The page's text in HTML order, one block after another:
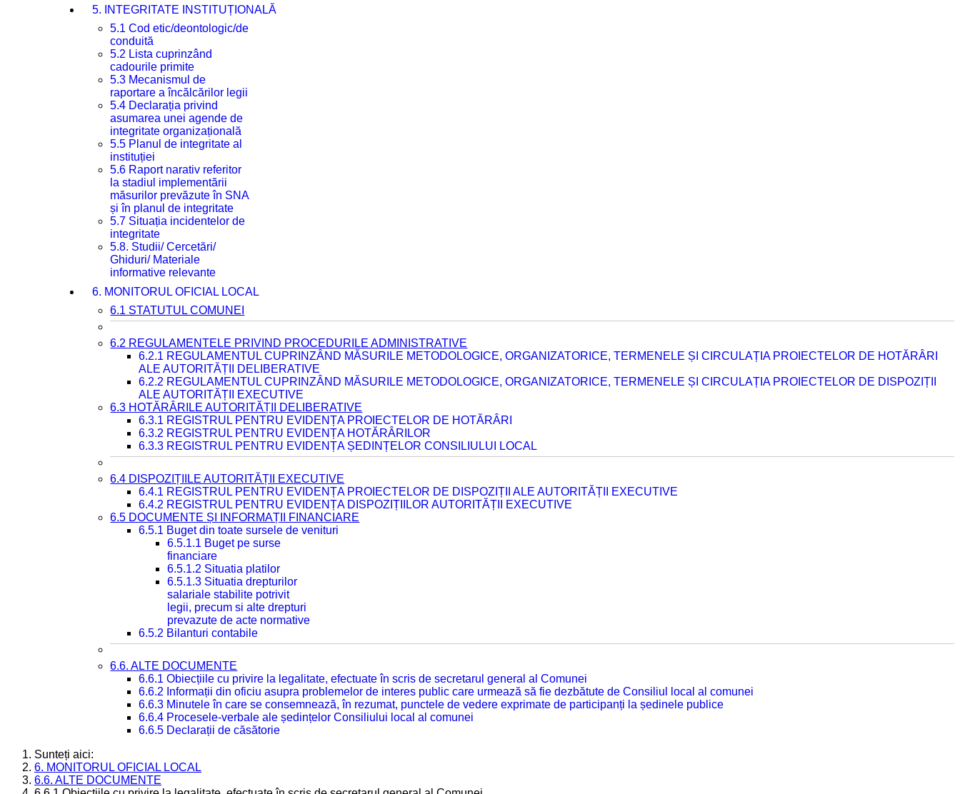
5. INTEGRITATE INSTITUȚIONALĂ
5.1 Cod etic/deontologic/de
conduită
5.2 Lista cuprinzând
cadourile primite
5.3 Mecanismul de
raportare a încălcărilor legii
5.4 Declarația privind
asumarea unei agende de
integritate organizațională
5.5 Planul de integritate al
instituției
5.6 Raport narativ referitor
la stadiul implementării
măsurilor prevăzute în SNA
și în planul de integritate
5.7 Situația incidentelor de
integritate
5.8. Studii/ Cercetări/
Ghiduri/ Materiale
informative relevante
6. MONITORUL OFICIAL LOCAL
6.1 STATUTUL COMUNEI
6.2 REGULAMENTELE PRIVIND PROCEDURILE ADMINISTRATIVE
6.2.1 REGULAMENTUL CUPRINZÂND MĂSURILE METODOLOGICE, ORGANIZATORICE, TERMENELE ȘI CIRCULAȚIA PROIECTELOR DE HOTĂRÂRI
ALE AUTORITĂȚII DELIBERATIVE
6.2.2 REGULAMENTUL CUPRINZÂND MĂSURILE METODOLOGICE, ORGANIZATORICE, TERMENELE ȘI CIRCULAȚIA PROIECTELOR DE DISPOZIȚII
ALE AUTORITĂȚII EXECUTIVE
6.3 HOTĂRÂRILE AUTORITĂȚII DELIBERATIVE
6.3.1 REGISTRUL PENTRU EVIDENȚA PROIECTELOR DE HOTĂRÂRI
6.3.2 REGISTRUL PENTRU EVIDENȚA HOTĂRÂRILOR
6.3.3 REGISTRUL PENTRU EVIDENȚA ȘEDINȚELOR CONSILIULUI LOCAL
6.4 DISPOZIȚIILE AUTORITĂȚII EXECUTIVE
6.4.1 REGISTRUL PENTRU EVIDENȚA PROIECTELOR DE DISPOZIȚII ALE AUTORITĂȚII EXECUTIVE
6.4.2 REGISTRUL PENTRU EVIDENȚA DISPOZIȚIILOR AUTORITĂȚII EXECUTIVE
6.5 DOCUMENTE ȘI INFORMAȚII FINANCIARE
6.5.1 Buget din toate sursele de venituri
6.5.1.1 Buget pe surse
financiare
6.5.1.2 Situatia platilor
6.5.1.3 Situatia drepturilor
salariale stabilite potrivit
legii, precum si alte drepturi
prevazute de acte normative
6.5.2 Bilanturi contabile
6.6. ALTE DOCUMENTE
6.6.1 Obiecțiile cu privire la legalitate, efectuate în scris de secretarul general al Comunei
6.6.2 Informații din oficiu asupra problemelor de interes public care urmează să fie dezbătute de Consiliul local al comunei
6.6.3 Minutele în care se consemnează, în rezumat, punctele de vedere exprimate de participanți la ședinele publice
6.6.4 Procesele-verbale ale ședințelor Consiliului local al comunei
6.6.5 Declarații de căsătorie
Sunteți aici:
6. MONITORUL OFICIAL LOCAL
6.6. ALTE DOCUMENTE